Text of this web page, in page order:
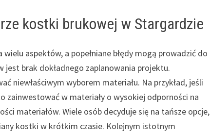
kostki brukowej w Stargardzie
aspektów, a popełniane błędy mogą prowadzić do
jest brak dokładnego zaplanowania projektu.
niewłaściwym wyborem materiału. Na przykład, jeśli
zainwestować w materiały o wysokiej odporności na
materiałów. Wiele osób decyduje się na tańsze opcje,
kostki w krótkim czasie. Kolejnym istotnym